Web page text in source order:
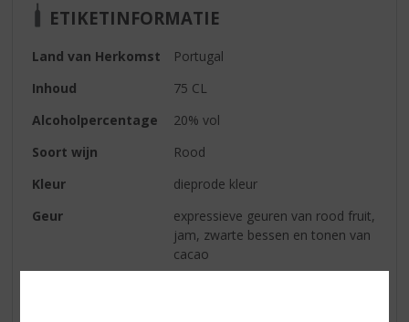
ETIKETINFORMATIE
Land van Herkomst
Portugal
Inhoud
75 CL
Alcoholpercentage
20% vol
Soort wijn
Rood
Kleur
dieprode kleur
Geur
expressieve geuren van rood fruit,
jam, zwarte bessen en tonen van
cacao